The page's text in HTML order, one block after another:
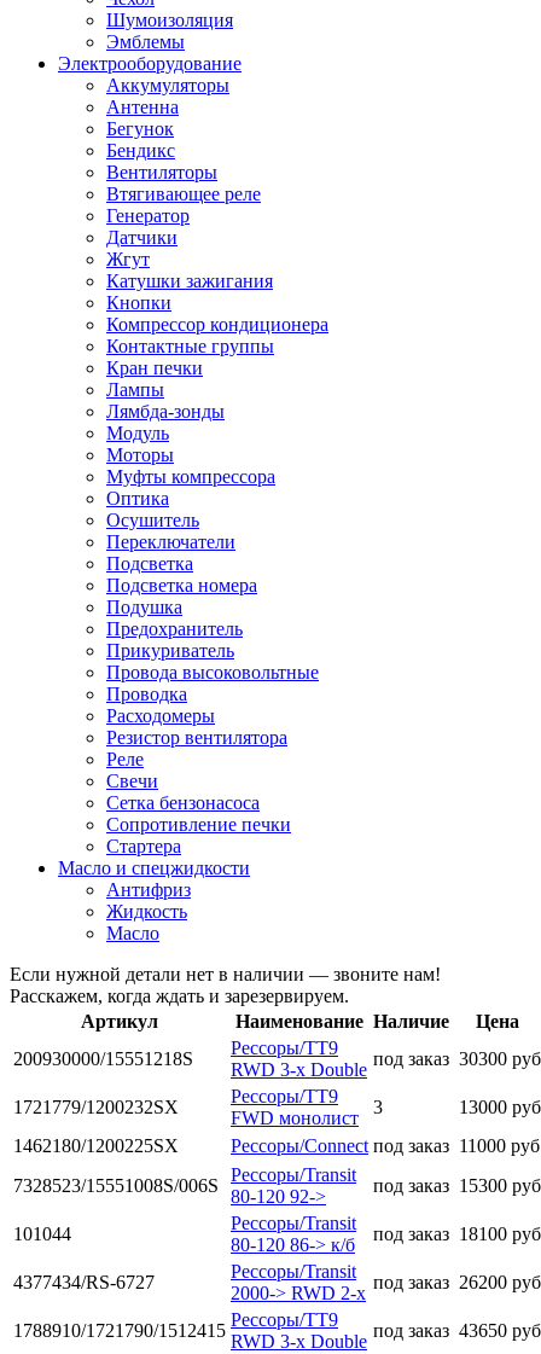
Шумоизоляция
Эмблемы
Электрооборудование
Аккумуляторы
Антенна
Бегунок
Бендикс
Вентиляторы
Втягивающее реле
Генератор
Датчики
Жгут
Катушки зажигания
Кнопки
Компрессор кондиционера
Контактные группы
Кран печки
Лампы
Лямбда-зонды
Модуль
Моторы
Муфты компрессора
Оптика
Осушитель
Переключатели
Подсветка
Подсветка номера
Подушка
Предохранитель
Прикуриватель
Провода высоковольтные
Проводка
Расходомеры
Резистор вентилятора
Реле
Свечи
Сетка бензонасоса
Сопротивление печки
Стартера
Масло и спецжидкости
Антифриз
Жидкость
Масло
Если нужной детали нет в наличии — звоните нам!
Расскажем, когда ждать и зарезервируем.
Артикул
Наименование Наличие
Цена
200930000/15551218S
Рессоры/TT9
RWD 3-x Double
под заказ 30300 руб
1721779/1200232SX
Рессоры/TT9
FWD монолист
3
13000 руб
1462180/1200225SX
Рессоры/Connect под заказ 11000 руб
7328523/15551008S/006S
Рессоры/Transit
80-120 92->
под заказ 15300 руб
101044
Рессоры/Transit
80-120 86-> к/б
под заказ 18100 руб
4377434/RS-6727
Рессоры/Transit
2000-> RWD 2-x
под заказ 26200 руб
1788910/1721790/1512415
Рессоры/TT9
RWD 3-x Double
под заказ 43650 руб